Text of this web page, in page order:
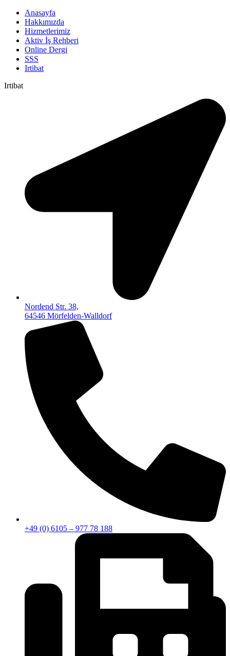
Anasayfa
Hakkımızda
Hizmetlerimiz
Aktiv İş Rehberi
Online Dergi
SSS
Irtibat
Irtibat
Nordend Str. 38,
64546 Mörfelden-Walldorf
+49 (0) 6105 – 977 78 188